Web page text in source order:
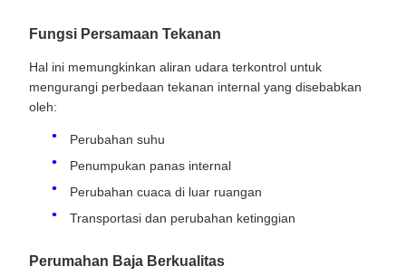
Fungsi Persamaan Tekanan
Hal ini memungkinkan aliran udara terkontrol untuk
mengurangi perbedaan tekanan internal yang disebabkan
oleh:
Perubahan suhu
Penumpukan panas internal
Perubahan cuaca di luar ruangan
Transportasi dan perubahan ketinggian
Perumahan Baja Berkualitas